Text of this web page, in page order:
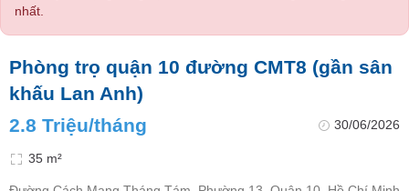
nhất.
Phòng trọ quận 10 đường CMT8 (gần sân
khấu Lan Anh)
2.8 Triệu/tháng
30/06/2026
35 m²